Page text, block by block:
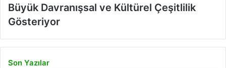
Büyük Davranışsal ve Kültürel Çeşitlilik
Gösteriyor
Son Yazılar